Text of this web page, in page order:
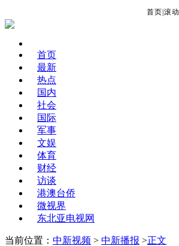
首页 滚动
首页
最新
热点
国内
社会
国际
军事
文娱
体育
财经
访谈
港澳台侨
微视界
东北亚电视网
当前位置： 中新视频 > 中新播报 >正文